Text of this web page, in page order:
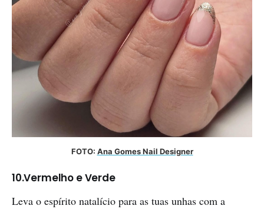
FOTO: Ana Gomes Nail Designer
10.Vermelho e Verde
Leva o espírito natalício para as tuas unhas com a